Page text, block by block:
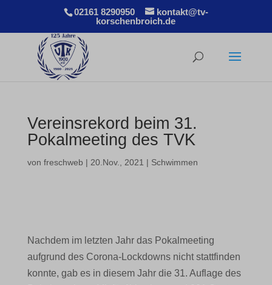
02161 8290950
kontakt@tv-
korschenbroich.de
Vereinsrekord beim 31.
Pokalmeeting des TVK
von freschweb | 20.Nov., 2021 | Schwimmen
Nachdem im letzten Jahr das Pokalmeeting
aufgrund des Corona-Lockdowns nicht stattfinden
konnte, gab es in diesem Jahr die 31. Auflage des